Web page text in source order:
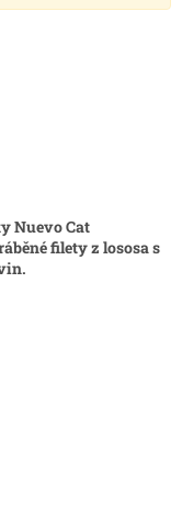
Nuevo Cat
filety z lososa s